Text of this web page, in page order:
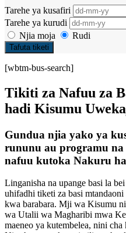
Tarehe ya kusafiri
Tarehe ya kurudi
Njia moja
Rudi
Tafuta tiketi
[wbtm-bus-search]
Tikiti za Nafuu za
hadi Kisumu
Gundua njia yako ya
rununu au programu na
nafuu kutoka Nakuru
Linganisha na upange basi la
uhifadhi tiketi za basi
kwa barabara. Mji wa Kisumu
wa Utalii wa Magharibi mwa
maeneo ya kutembelea, nini